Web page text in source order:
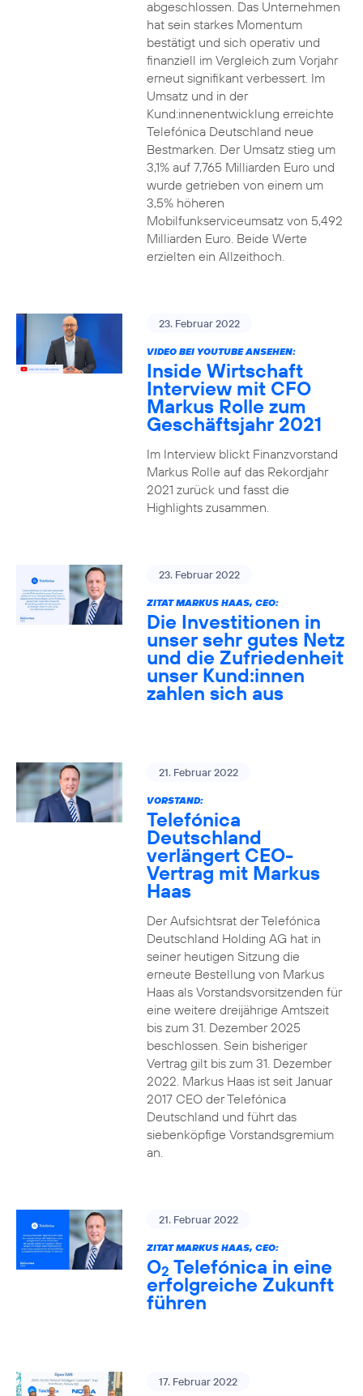
abgeschlossen. Das Unternehmen
hat sein starkes Momentum
bestätigt und sich operativ und
finanziell im Vergleich zum Vorjahr
erneut signifikant verbessert. Im
Umsatz und in der
Kund:innenentwicklung erreichte
Telefónica Deutschland neue
Bestmarken. Der Umsatz stieg um
3,1% auf 7,765 Milliarden Euro und
wurde getrieben von einem um
3,5% höheren
Mobilfunkserviceumsatz von 5,492
Milliarden Euro. Beide Werte
erzielten ein Allzeithoch.
23. Februar 2022
VIDEO BEI YOUTUBE ANSEHEN:
Inside Wirtschaft
Interview mit CFO
Markus Rolle zum
Geschäftsjahr 2021
Im Interview blickt Finanzvorstand
Markus Rolle auf das Rekordjahr
2021 zurück und fasst die
Highlights zusammen.
23. Februar 2022
ZITAT MARKUS HAAS, CEO:
Die Investitionen in
unser sehr gutes Netz
und die Zufriedenheit
unser Kund:innen
zahlen sich aus
21. Februar 2022
VORSTAND:
Telefónica
Deutschland
verlängert CEO-
Vertrag mit Markus
Haas
Der Aufsichtsrat der Telefónica
Deutschland Holding AG hat in
seiner heutigen Sitzung die
erneute Bestellung von Markus
Haas als Vorstandsvorsitzenden für
eine weitere dreijährige Amtszeit
bis zum 31. Dezember 2025
beschlossen. Sein bisheriger
Vertrag gilt bis zum 31. Dezember
2022. Markus Haas ist seit Januar
2017 CEO der Telefónica
Deutschland und führt das
siebenköpfige Vorstandsgremium
an.
21. Februar 2022
ZITAT MARKUS HAAS, CEO:
O2 Telefónica in eine
erfolgreiche Zukunft
führen
17. Februar 2022